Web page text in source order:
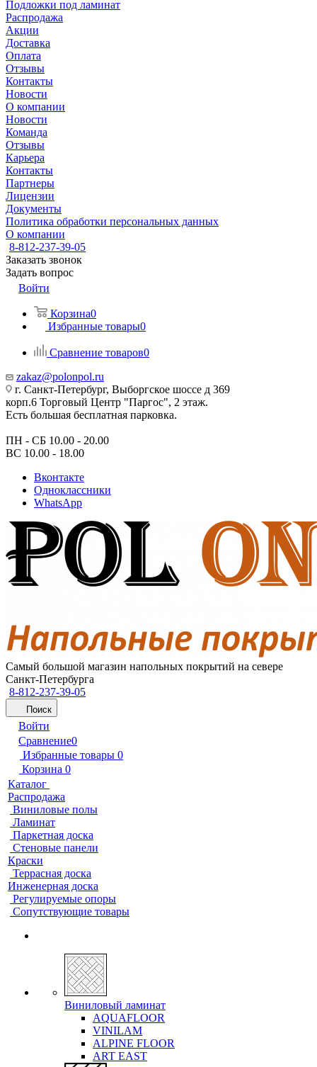
Подложки под ламинат
Распродажа
Акции
Доставка
Оплата
Отзывы
Контакты
Новости
О компании
Новости
Команда
Отзывы
Карьера
Контакты
Партнеры
Лицензии
Документы
Политика обработки персональных данных
О компании
8-812-237-39-05
Заказать звонок
Задать вопрос
Войти
Корзина0
Избранные товары0
Сравнение товаров0
zakaz@polonpol.ru
г. Санкт-Петербург, Выборгское шоссе д 369
корп.6 Торговый Центр "Паргос", 2 этаж.
Есть большая бесплатная парковка.
ПН - СБ 10.00 - 20.00
ВС 10.00 - 18.00
Вконтакте
Одноклассники
WhatsApp
Самый большой магазин напольных покрытий на севере
Санкт-Петербурга
8-812-237-39-05
Поиск
Войти
Сравнение0
Избранные товары 0
Корзина 0
Каталог
Распродажа
Виниловые полы
Ламинат
Паркетная доска
Стеновые панели
Краски
Террасная доска
Инженерная доска
Регулируемые опоры
Сопутствующие товары
Виниловый ламинат
AQUAFLOOR
VINILAM
ALPINE FLOOR
ART EAST